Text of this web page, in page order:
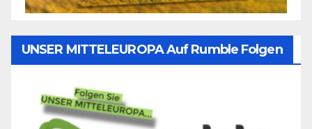
UNSER MITTELEUROPA Auf Rumble Folgen